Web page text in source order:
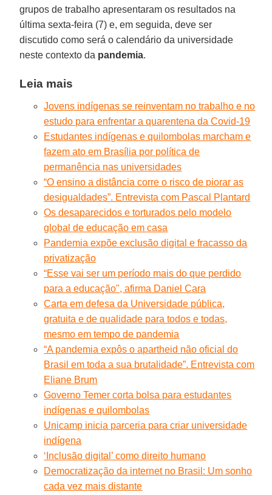
grupos de trabalho apresentaram os resultados na
última sexta-feira (7) e, em seguida, deve ser
discutido como será o calendário da universidade
neste contexto da pandemia.
Leia mais
Jovens indígenas se reinventam no trabalho e no
estudo para enfrentar a quarentena da Covid-19
Estudantes indígenas e quilombolas marcham e
fazem ato em Brasília por política de
permanência nas universidades
“O ensino a distância corre o risco de piorar as
desigualdades”. Entrevista com Pascal Plantard
Os desaparecidos e torturados pelo modelo
global de educação em casa
Pandemia expõe exclusão digital e fracasso da
privatização
“Esse vai ser um período mais do que perdido
para a educação", afirma Daniel Cara
Carta em defesa da Universidade pública,
gratuita e de qualidade para todos e todas,
mesmo em tempo de pandemia
“A pandemia expôs o apartheid não oficial do
Brasil em toda a sua brutalidade”. Entrevista com
Eliane Brum
Governo Temer corta bolsa para estudantes
indígenas e quilombolas
Unicamp inicia parceria para criar universidade
indígena
‘Inclusão digital’ como direito humano
Democratização da internet no Brasil: Um sonho
cada vez mais distante